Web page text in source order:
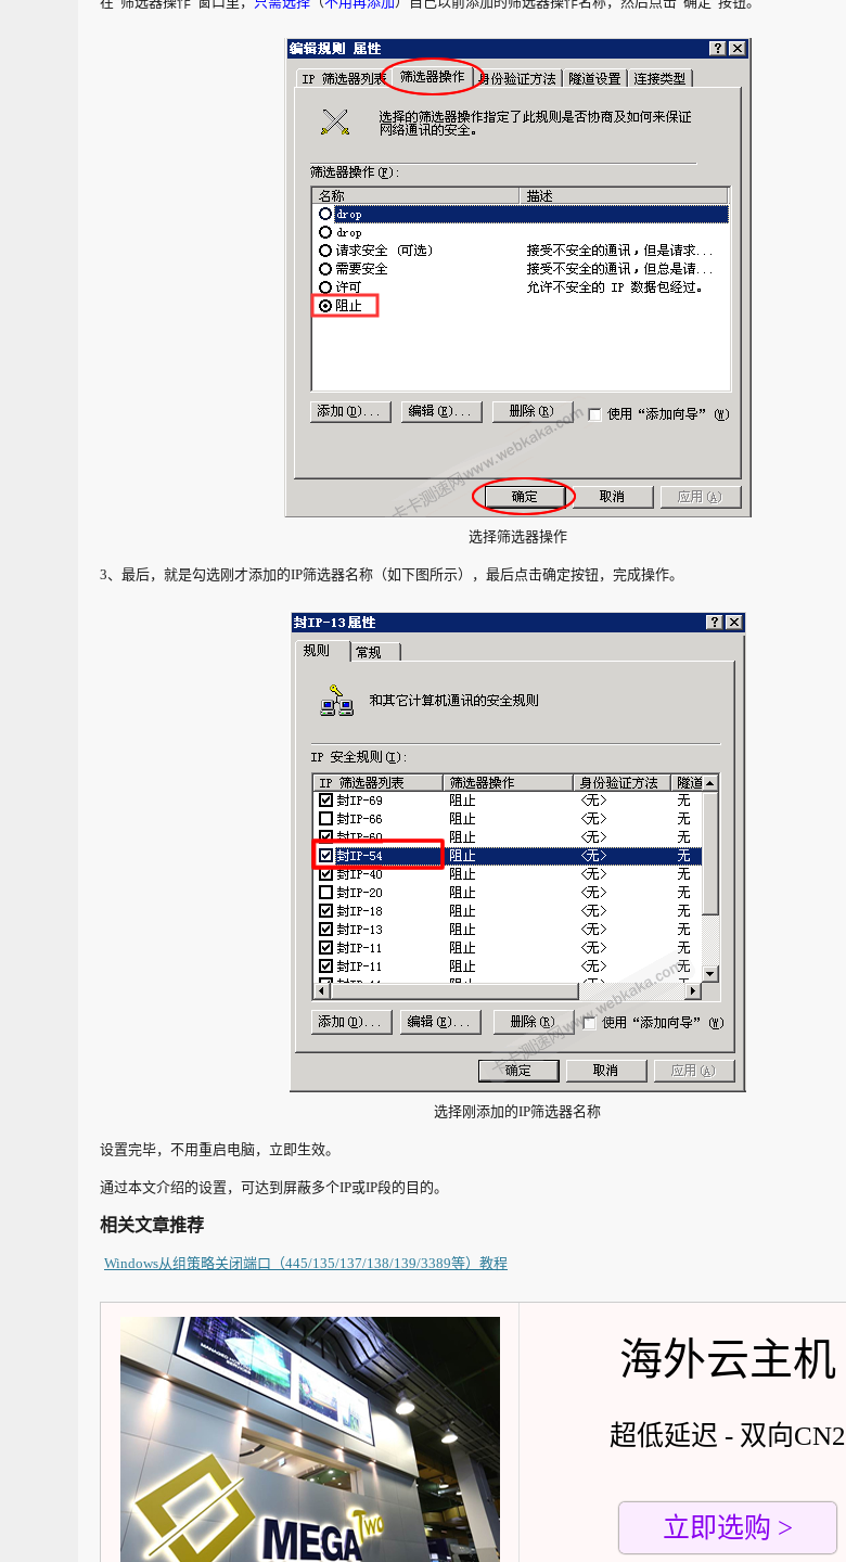
选择筛选器操作
3、最后，就是勾选刚才添加的IP筛选器名称（如下图所示），最后点击确定按钮，完成操作。
选择刚添加的IP筛选器名称
设置完毕，不用重启电脑，立即生效。
通过本文介绍的设置，可达到屏蔽多个IP或IP段的目的。
相关文章推荐
Windows从组策略关闭端口（445/135/137/138/139/3389等）教程
海外云主机
超低延迟 - 双向CN2
立即选购 >